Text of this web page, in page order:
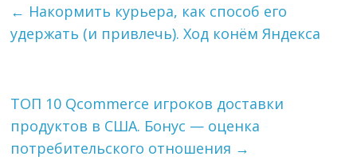
r
a
l
a
i
k
i
в
и
← Накормить курьера, как способ его
удержать (и привлечь). Ход конём Яндекса
ТОП 10 Qcommerce игроков доставки
продуктов в США. Бонус — оценка
потребительского отношения →